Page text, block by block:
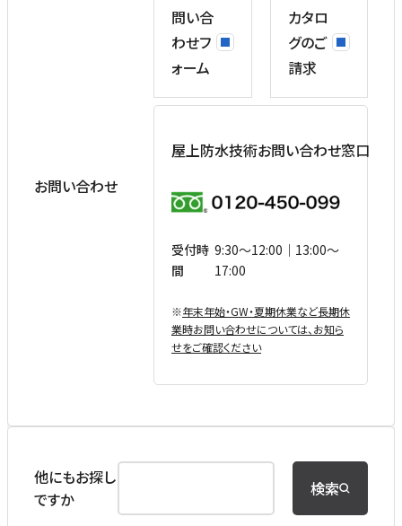
お問い合わせ
問い合
わせフ
ォーム
カタロ
グのご
請求
屋上防水技術お問い合わせ窓口
受付時
間
9:30〜12:00｜13:00〜
17:00
※年末年始・GW・夏期休業など⻑期休
業時お問い合わせについては、お知ら
せをご確認ください
他にもお探し
ですか
検索